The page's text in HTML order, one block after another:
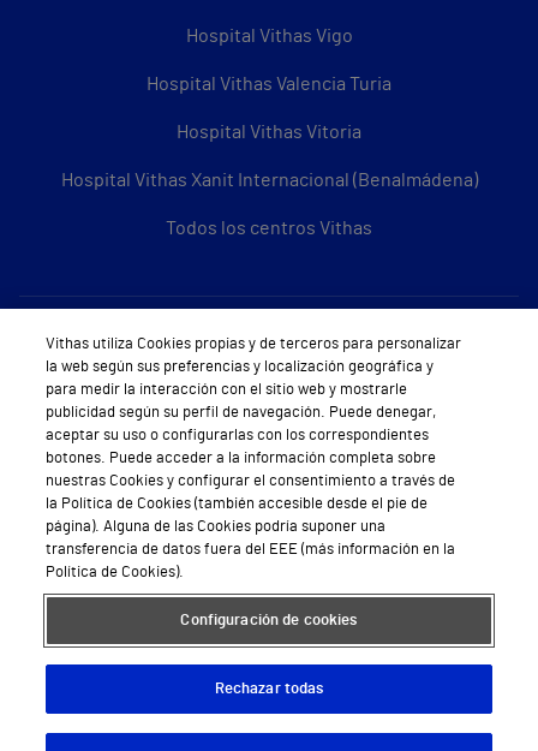
Hospital Vithas Vigo
Hospital Vithas Valencia Turia
Hospital Vithas Vitoria
Hospital Vithas Xanit Internacional (Benalmádena)
Todos los centros Vithas
Sobre Vithas
Quiénes somos
Trabajar en Vithas
Teléfono Cita Médica
Teléfono Atención al Cliente
Política de seguridad y salud en el trabajo
Conoce a Supervita
Aviso Legal Política de cookies Política de privacidad Mapa web Protección de datos
Vithas utiliza Cookies propias y de terceros para personalizar
la web según sus preferencias y localización geográfica y
para medir la interacción con el sitio web y mostrarle
publicidad según su perfil de navegación. Puede denegar,
aceptar su uso o configurarlas con los correspondientes
botones. Puede acceder a la información completa sobre
nuestras Cookies y configurar el consentimiento a través de
la Política de Cookies (también accesible desde el pie de
página). Alguna de las Cookies podría suponer una
transferencia de datos fuera del EEE (más información en la
Política de Cookies).
Configuración de cookies
Rechazar todas